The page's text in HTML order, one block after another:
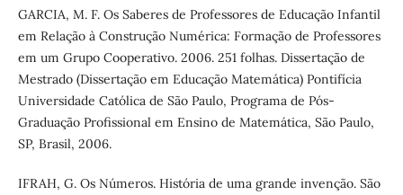
GARCIA, M. F. Os Saberes de Professores de Educação Infantil
em Relação à Construção Numérica: Formação de Professores
em um Grupo Cooperativo. 2006. 251 folhas. Dissertação de
Mestrado (Dissertação em Educação Matemática) Pontifícia
Universidade Católica de São Paulo, Programa de Pós-
Graduação Profissional em Ensino de Matemática, São Paulo,
SP, Brasil, 2006.
IFRAH, G. Os Números. História de uma grande invenção. São